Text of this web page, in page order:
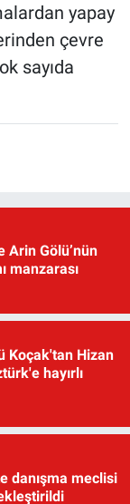
yapay
çevre
sayıda
Arin Gölü’nün
manzarası
Koçak'tan Hizan
hayırlı
danışma meclisi